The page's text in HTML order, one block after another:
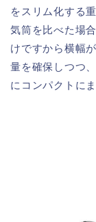
をスリム化する
気筒を比べた場
けですから横幅
量を確保しつつ
にコンパクトに